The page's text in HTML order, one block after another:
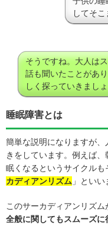
してそこ
そうですね。大人は
話も聞いたことがあ
しく探っていきましょ
睡眠障害とは
簡単な説明になりますが
きをしています。例えば
眠くなるというサイクル
カディアンリズム 」といい
このサーカディアンリズム
全般に関してもスムーズ